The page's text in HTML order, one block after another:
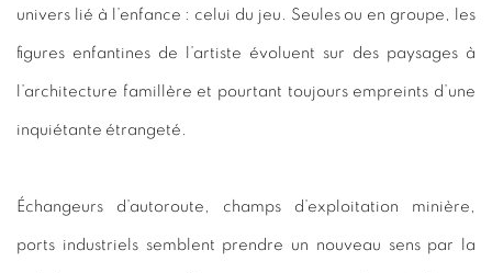
univers lié à l’enfance : celui du jeu. Seules ou en groupe, les
figures enfantines de l’artiste évoluent sur des paysages à
l’architecture famillère et pourtant toujours empreints d’une
inquiétante étrangeté.
Échangeurs d’autoroute, champs d’exploitation minière,
ports industriels semblent prendre un nouveau sens par la